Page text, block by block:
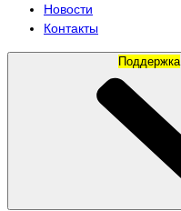
Новости
Контакты
Поддержка